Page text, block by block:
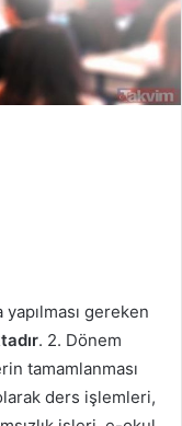
gereken
. 2. Dönem
tamamlanması
ders işlemleri,